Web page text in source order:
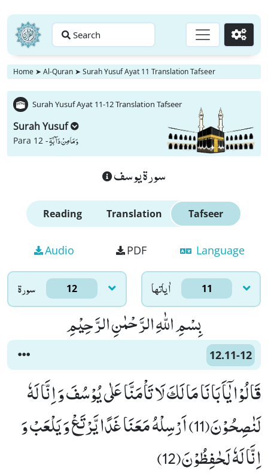
Search Go
Home ➤ Al-Quran ➤ Surah Yusuf Ayat 11 Translation Tafseer
Surah Yusuf Ayat 11-12 Translation Tafseer
Surah Yusuf
Para 12 -وَ مَا مِنْ دَآبَّةٍ
سورة يوسف
Reading Translation Tafseer
Audio PDF Language
سورۃ 12 اٰياتها 11
بِسْمِ اللّٰهِ الرَّحْمٰنِ الرَّحِیْمِ
12.11-12
قَالُوْا یٰۤاَبَانَا مَا لَكَ لَا تَاْمَنَّا عَلٰى یُوْسُفَ وَ اِنَّا لَهٗ
لَنٰصِحُوْنَ(11) اَرْسِلْهُ مَعَنَا غَدًا یَّرْتَعْ وَ یَلْعَبْ وَ
اِنَّا لَهٗ لَحٰفِظُوْنَ(12)